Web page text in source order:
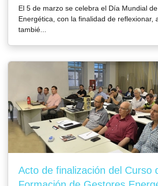
El 5 de marzo se celebra el Día Mundial
Energética, con la finalidad de reflexionar,
tambié...
Acto de finalización del Curso